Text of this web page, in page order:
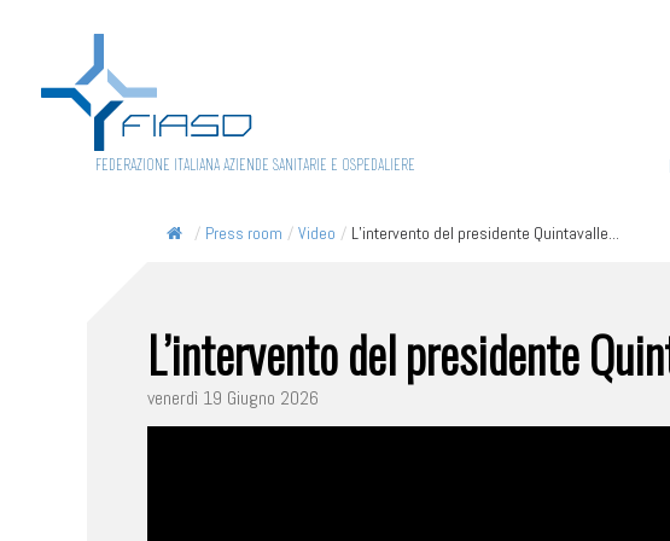
FEDERAZIONE ITALIANA AZIENDE SANITARIE E OSPEDALIERE
/ Press room / Video / L’intervento del presidente Quintavalle...
L’intervento del presidente
venerdì 19 Giugno 2026